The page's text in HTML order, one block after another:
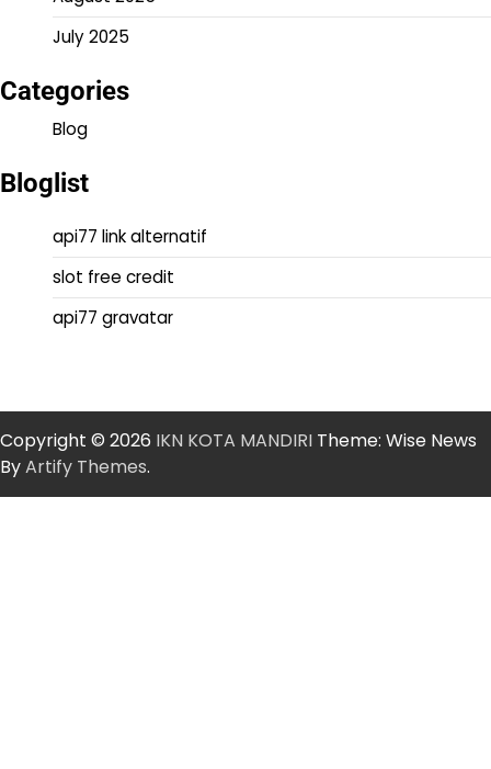
July 2025
Categories
Blog
Bloglist
api77 link alternatif
slot free credit
api77 gravatar
Copyright © 2026 IKN KOTA MANDIRI Theme: Wise News
ByArtify Themes.